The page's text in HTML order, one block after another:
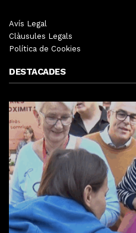
Avís Legal
Clàusules Legals
Política de Cookies
DESTACADES